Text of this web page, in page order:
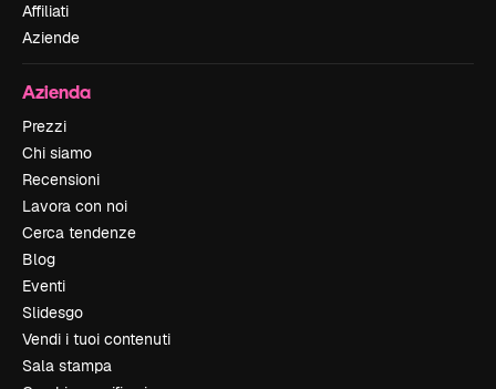
Affiliati
Aziende
Azienda
Prezzi
Chi siamo
Recensioni
Lavora con noi
Cerca tendenze
Blog
Eventi
Slidesgo
Vendi i tuoi contenuti
Sala stampa